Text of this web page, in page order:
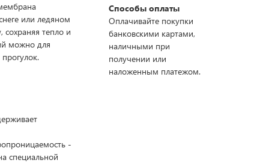
или ледяном
сохраняя тепло и
можно для
-
специальной
Способы оплаты
Оплачивайте покупки
банковскими картами,
наличными при
получении или
наложенным платежом.